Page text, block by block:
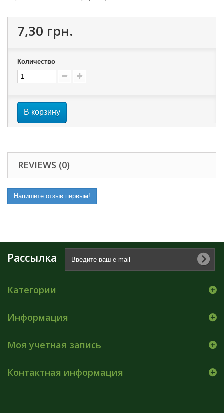
7,30 грн.
Количество
В корзину
REVIEWS (0)
Напишите отзыв первым!
Рассылка
Категории
Информация
Моя учетная запись
Контактная информация